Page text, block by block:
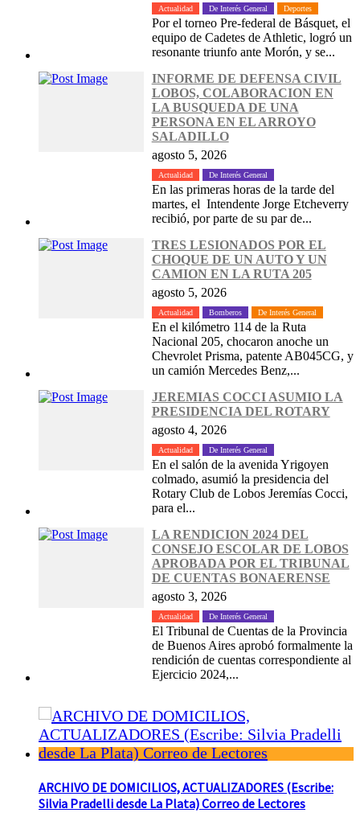
Actualidad De Interés General Deportes
Por el torneo Pre-federal de Básquet, el
equipo de Cadetes de Athletic, logró un
resonante triunfo ante Morón, y se...
INFORME DE DEFENSA CIVIL
LOBOS, COLABORACION EN
LA BUSQUEDA DE UNA
PERSONA EN EL ARROYO
SALADILLO
agosto 5, 2026
Actualidad De Interés General
En las primeras horas de la tarde del
martes, el Intendente Jorge Etcheverry
recibió, por parte de su par de...
TRES LESIONADOS POR EL
CHOQUE DE UN AUTO Y UN
CAMION EN LA RUTA 205
agosto 5, 2026
Actualidad Bomberos De Interés General
En el kilómetro 114 de la Ruta
Nacional 205, chocaron anoche un
Chevrolet Prisma, patente AB045CG, y
un camión Mercedes Benz,...
JEREMIAS COCCI ASUMIO LA
PRESIDENCIA DEL ROTARY
agosto 4, 2026
Actualidad De Interés General
En el salón de la avenida Yrigoyen
colmado, asumió la presidencia del
Rotary Club de Lobos Jeremías Cocci,
para el...
LA RENDICION 2024 DEL
CONSEJO ESCOLAR DE LOBOS
APROBADA POR EL TRIBUNAL
DE CUENTAS BONAERENSE
agosto 3, 2026
Actualidad De Interés General
El Tribunal de Cuentas de la Provincia
de Buenos Aires aprobó formalmente la
rendición de cuentas correspondiente al
Ejercicio 2024,...
ARCHIVO DE DOMICILIOS, ACTUALIZADORES (Escribe:
Silvia Pradelli desde La Plata) Correo de Lectores